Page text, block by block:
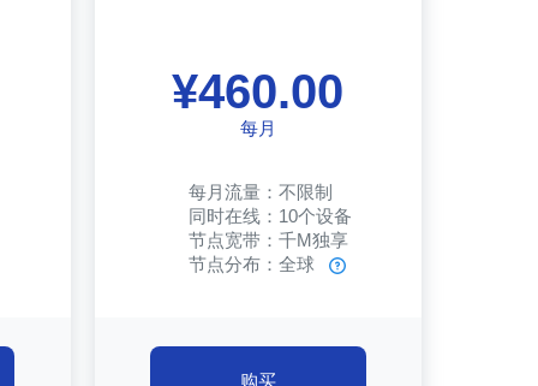
¥460.00
每月
每月流量：不限制
同时在线：10个设备
节点宽带：千M独享
节点分布：全球
购买